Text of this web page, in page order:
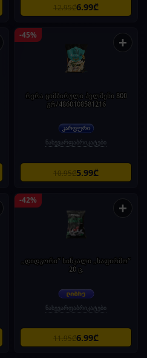
12.95₾6.99₾
-45% +
რერა ციმბირული პელმენი 800
გრ/4860108581216
ნახევარფაბრიკატები
10.95₾5.99₾
-42% +
„დიდგორი“ ხინკალი „საფირმო“
20 ც.
ნახევარფაბრიკატები
11.95₾6.99₾